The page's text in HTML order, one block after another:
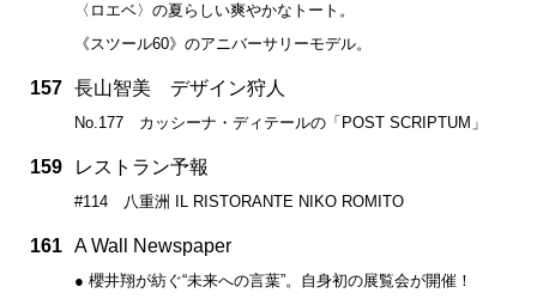
〈ロエベ〉の夏らしい爽やかなトート。
《スツール60》のアニバーサリーモデル。
157 長山智美 デザイン狩人
No.177 カッシーナ・ディテールの「POST SCRIPTUM」
159 レストラン予報
#114 八重洲 IL RISTORANTE NIKO ROMITO
161 A Wall Newspaper
● 櫻井翔が紡ぐ“未来への言葉”。自身初の展覧会が開催！